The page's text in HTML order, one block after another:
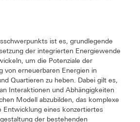
ist es, grundlegende
der integrierten Energiewende
um die Potenziale der
von erneuerbaren Energien in
Quartieren zu heben. Dabei gilt es,
Interaktionen und Abhängigkeiten
Modell abzubilden, das komplexe
Entwicklung eines konzertiertes
der bestehenden